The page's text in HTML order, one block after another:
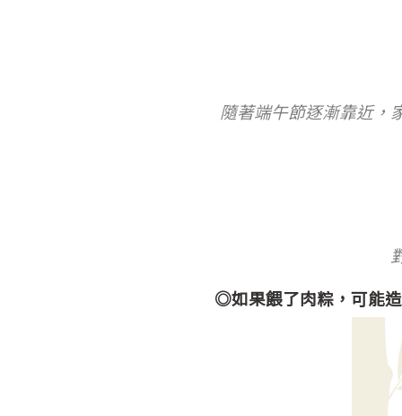
隨著端午節逐漸靠近，
◎如果餵了肉粽，可能